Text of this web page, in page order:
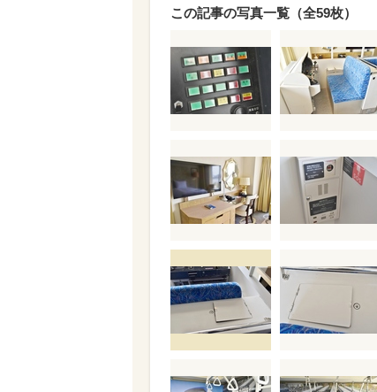
この記事の写真一覧（全59枚）